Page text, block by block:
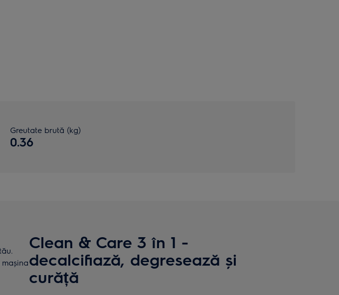
Greutate brută (kg)
0.36
Clean & Care 3 în 1 -
decalcifiază, degresează și
curăță